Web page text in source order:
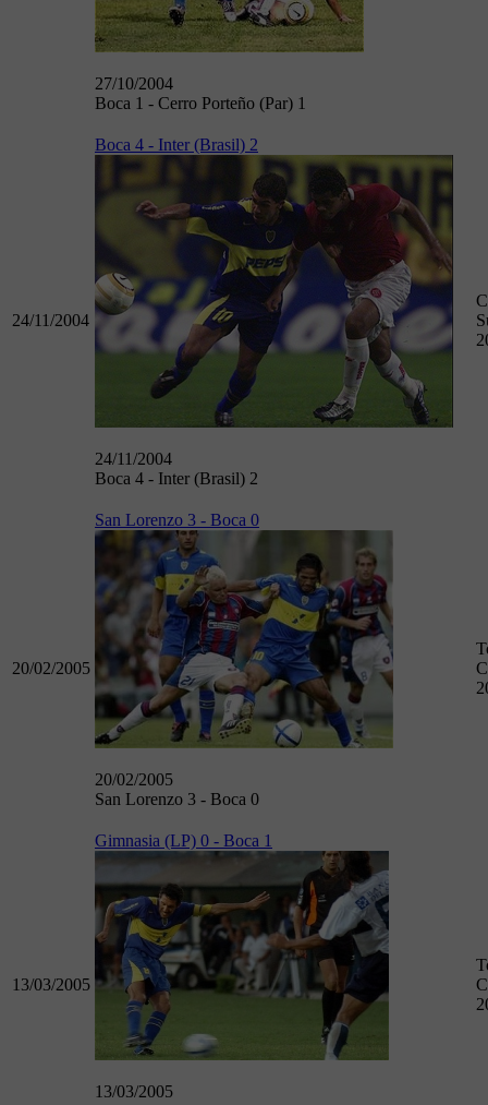
27/10/2004
Boca 1 - Cerro Porteño (Par) 1
24/11/2004
Boca 4 - Inter (Brasil) 2
24/11/2004
Boca 4 - Inter (Brasil) 2
20/02/2005
San Lorenzo 3 - Boca 0
20/02/2005
San Lorenzo 3 - Boca 0
13/03/2005
Gimnasia (LP) 0 - Boca 1
13/03/2005